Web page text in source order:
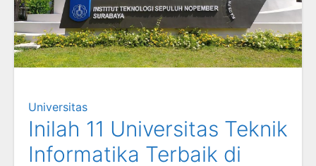
Universitas
Inilah 11 Universitas Teknik
Informatika Terbaik di